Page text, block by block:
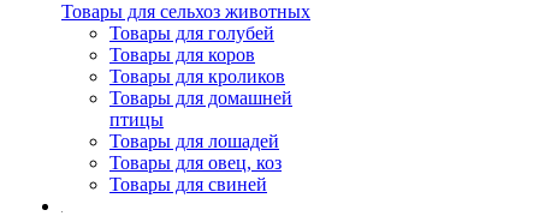
Товары для сельхоз животных
Товары для голубей
Товары для коров
Товары для кроликов
Товары для домашней
птицы
Товары для лошадей
Товары для овец, коз
Товары для свиней